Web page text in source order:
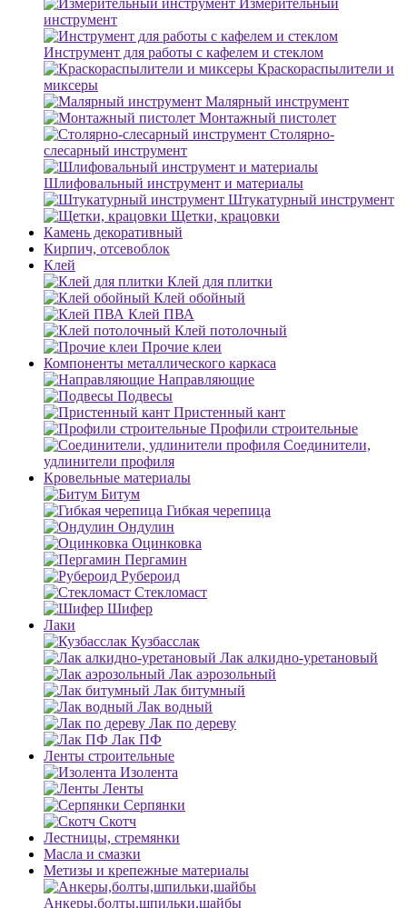
Измерительный
инструмент
Инструмент для работы с кафелем и стеклом
Краскораспылители и
миксеры
Малярный инструмент
Монтажный пистолет
Столярно-
слесарный инструмент
Шлифовальный инструмент и материалы
Штукатурный инструмент
Щетки, крацовки
Камень декоративный
Кирпич, отсевоблок
Клей
Клей для плитки
Клей обойный
Клей ПВА
Клей потолочный
Прочие клеи
Компоненты металлического каркаса
Направляющие
Подвесы
Пристенный кант
Профили строительные
Соединители,
удлинители профиля
Кровельные материалы
Битум
Гибкая черепица
Ондулин
Оцинковка
Пергамин
Рубероид
Стекломаст
Шифер
Лаки
Кузбасслак
Лак алкидно-уретановый
Лак аэрозольный
Лак битумный
Лак водный
Лак по дереву
Лак ПФ
Ленты строительные
Изолента
Ленты
Серпянки
Скотч
Лестницы, стремянки
Масла и смазки
Метизы и крепежные материалы
Анкеры,болты,шпильки,шайбы